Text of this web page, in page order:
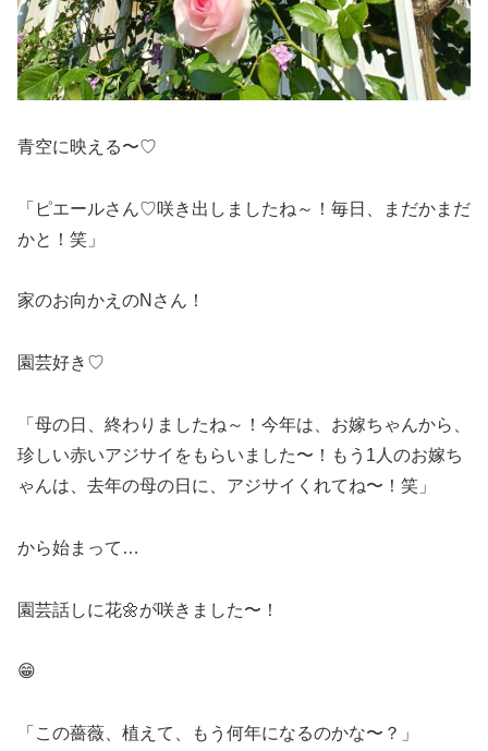
青空に映える〜♡
「ピエールさん♡咲き出しましたね～！毎日、まだかまだ
かと！笑」
家のお向かえのNさん！
園芸好き♡
「母の日、終わりましたね～！今年は、お嫁ちゃんから、
珍しい赤いアジサイをもらいました〜！もう1人のお嫁ち
ゃんは、去年の母の日に、アジサイくれてね〜！笑」
から始まって…
園芸話しに花🌼が咲きました〜！
😁
「この薔薇、植えて、もう何年になるのかな〜？」